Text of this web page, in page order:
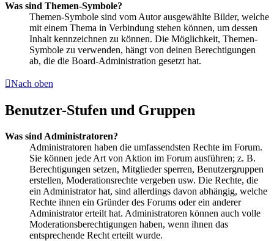
Was sind Themen-Symbole?
Themen-Symbole sind vom Autor ausgewählte Bilder, welche
mit einem Thema in Verbindung stehen können, um dessen
Inhalt kennzeichnen zu können. Die Möglichkeit, Themen-
Symbole zu verwenden, hängt von deinen Berechtigungen
ab, die die Board-Administration gesetzt hat.
Nach oben
Benutzer-Stufen und Gruppen
Was sind Administratoren?
Administratoren haben die umfassendsten Rechte im Forum.
Sie können jede Art von Aktion im Forum ausführen; z. B.
Berechtigungen setzen, Mitglieder sperren, Benutzergruppen
erstellen, Moderationsrechte vergeben usw. Die Rechte, die
ein Administrator hat, sind allerdings davon abhängig, welche
Rechte ihnen ein Gründer des Forums oder ein anderer
Administrator erteilt hat. Administratoren können auch volle
Moderationsberechtigungen haben, wenn ihnen das
entsprechende Recht erteilt wurde.